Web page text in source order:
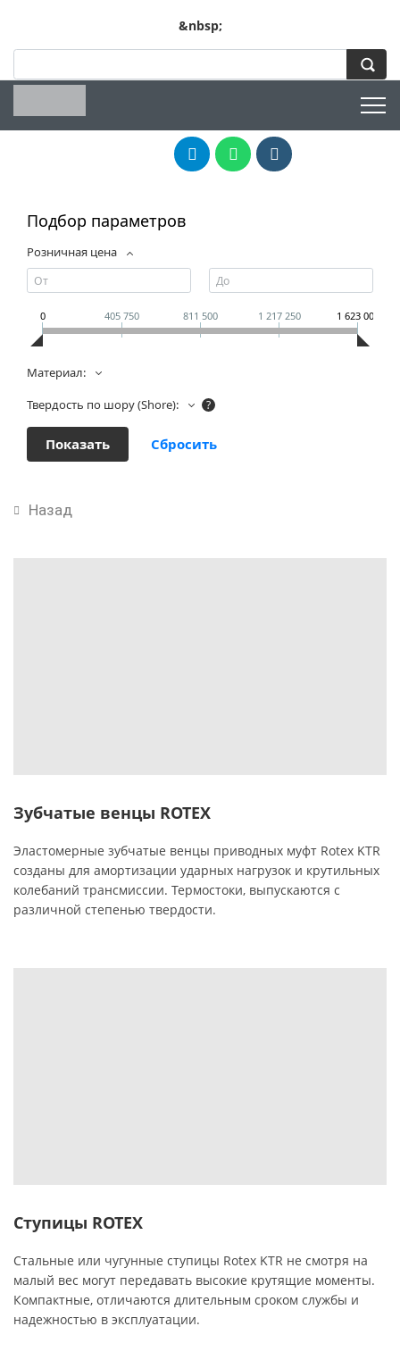
&nbsp;
Подбор параметров
Розничная цена
0 405 750 811 500 1 217 250 1 623 000
Материал:
Твердость по шору (Shore): ?
Назад
Зубчатые венцы ROTEX
Эластомерные зубчатые венцы приводных муфт Rotex KTR
созданы для амортизации ударных нагрузок и крутильных
колебаний трансмиссии. Термостоки, выпускаются с
различной степенью твердости.
Ступицы ROTEX
Стальные или чугунные ступицы Rotex KTR не смотря на
малый вес могут передавать высокие крутящие моменты.
Компактные, отличаются длительным сроком службы и
надежностью в эксплуатации.